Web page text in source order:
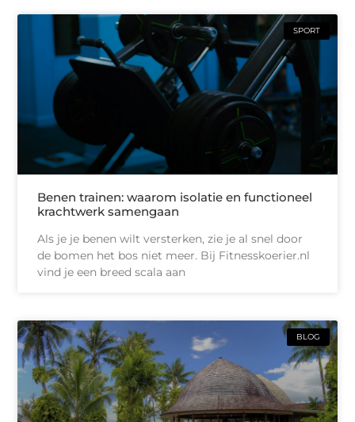
SPORT
Benen trainen: waarom isolatie en functioneel
krachtwerk samengaan
Als je je benen wilt versterken, zie je al snel door
de bomen het bos niet meer. Bij Fitnesskoerier.nl
vind je een breed scala aan
BLOG